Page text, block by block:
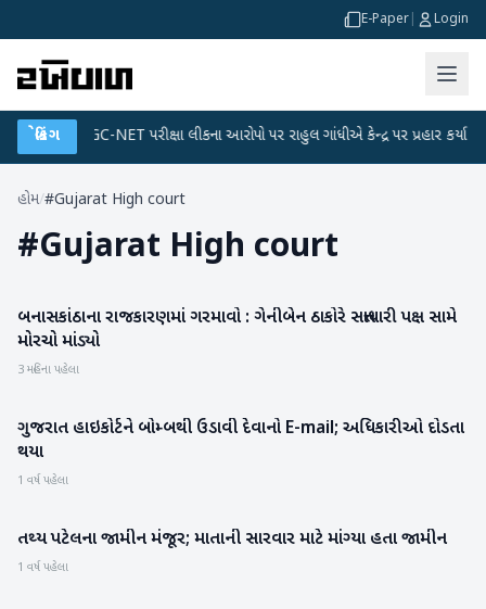
E-Paper Login
બ્રેકિંગ
● UGC-NET પરીક્ષા લીકના આરોપો પર રાહુલ ગાંધીએ કેન્દ્ર પર પ્રહાર કર્યા ●
હોમ/#Gujarat High court
#Gujarat High court
બનાસકાંઠા
બનાસકાંઠાના રાજકારણમાં ગરમાવો : ગેનીબેન ઠાકોરે સત્તાધારી પક્ષ સામે
મોરચો માંડ્યો
3 મહિના પહેલા
ગુજરાત
ગુજરાત હાઇકોર્ટને બોમ્બથી ઉડાવી દેવાનો E-mail; અધિકારીઓ દોડતા
થયા
1 વર્ષ પહેલા
ગુજરાત
તથ્ય પટેલના જામીન મંજૂર; માતાની સારવાર માટે માંગ્યા હતા જામીન
1 વર્ષ પહેલા